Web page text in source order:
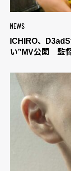
NEWS
ICHIRO、
い”MV公開 監